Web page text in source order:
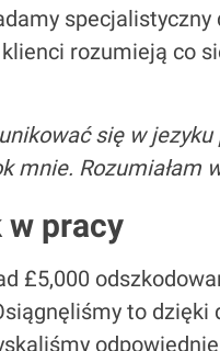
rozumieją co
się w
mnie. Rozumiałam
w pracy
£5,000
to